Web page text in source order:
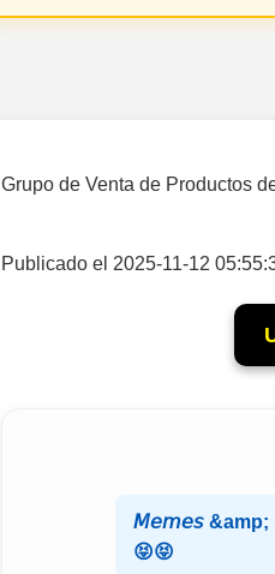
Grupo de Venta de Productos
Publicado el 2025-11-12
𝘔𝘦𝘮𝘦𝘴 &amp;
😝😝